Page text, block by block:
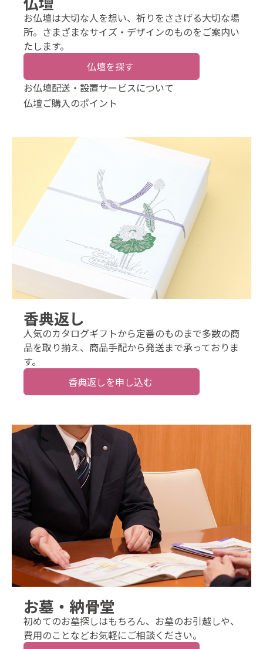
お仏壇は大切な人を想い、祈りをささげる大切な場
所。さまざまなサイズ・デザインのものをご案内い
たします。
仏壇を探す
お仏壇配送・設置サービスについて
仏壇ご購入のポイント
香典返し
人気のカタログギフトから定番のものまで多数の商
品を取り揃え、商品手配から発送まで承っておりま
す。
香典返しを申し込む
お墓・納骨堂
初めてのお墓探しはもちろん、お墓のお引越しや、
費用のことなどお気軽にご相談ください。